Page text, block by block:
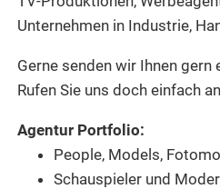
Unternehmen in Industrie,
Gerne senden wir Ihnen
Rufen Sie uns doch einfach
Agentur Portfolio:
People, Models,
Schauspieler und